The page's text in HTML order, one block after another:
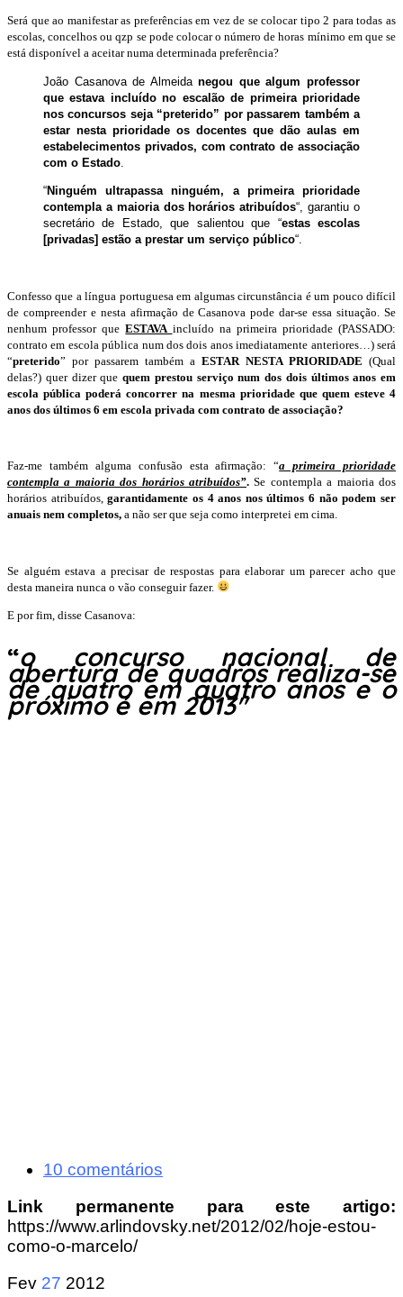
Será que ao manifestar as preferências em vez de se colocar tipo 2 para todas as
escolas, concelhos ou qzp se pode colocar o número de horas mínimo em que se
está disponível a aceitar numa determinada preferência?
João Casanova de Almeidanegou que algum professor
que estava incluído no escalão de primeira prioridade
nos concursos seja “preterido” por passarem também a
estar nesta prioridade os docentes que dão aulas em
estabelecimentos privados, com contrato de associação
com o Estado
“Ninguém ultrapassa ninguém, a primeira prioridade
contempla a maioria dos horários atribuídos“, garantiu o
secretário de Estado, que salientou que “estas escolas
[privadas] estão a prestar um serviço público“.
Confesso que a língua portuguesa em algumas circunstância é um pouco difícil
de compreender e nesta afirmação de Casanova pode dar-se essa situação. Se
nenhum professor queESTAVA incluído na primeira prioridade (PASSADO:
contrato em escola pública num dos dois anos imediatamente anteriores…) será
“preterido” por passarem também a ESTAR NESTA PRIORIDADE (Qual
delas?) quer dizer que quem prestou serviço num dos dois últimos anos em
escola pública poderá concorrer na mesma prioridade que quem esteve 4
anos dos últimos 6 em escola privada com contrato de associação?
Faz-me também alguma confusão esta afirmação: “a primeira prioridade
contempla a maioria dos horários atribuídos”. Se contempla a maioria dos
horários atribuídos,garantidamente os 4 anos nos últimos 6 não podem ser
anuais nem completos, a não ser que seja como interpretei em cima.
Se alguém estava a precisar de respostas para elaborar um parecer acho que
desta maneira nunca o vão conseguir fazer.
E por fim, disse Casanova:
“o concurso nacional de
abertura de quadros realiza-se
de quatro em quatro anos e o
próximo é em 2013″
10 comentários
Link permanente para este artigo:
https://www.arlindovsky.net/2012/02/hoje-estou-
como-o-marcelo/
Fev 27 2012